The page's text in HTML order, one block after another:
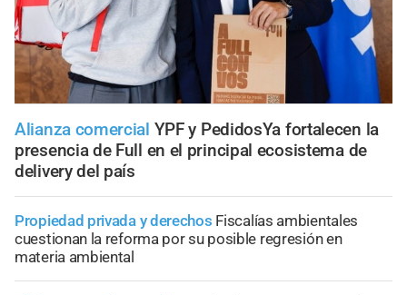
Alianza comercial YPF y PedidosYa fortalecen la
presencia de Full en el principal ecosistema de
delivery del país
Propiedad privada y derechos Fiscalías ambientales
cuestionan la reforma por su posible regresión en
materia ambiental